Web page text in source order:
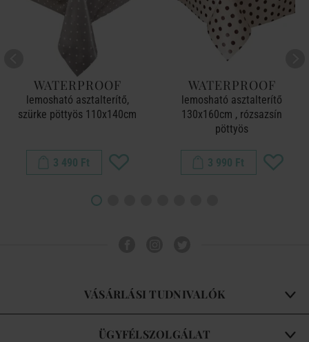
WATERPROOF
lemosható asztalterítő,
szürke pöttyös 110x140cm
3 490 Ft
WATERPROOF
lemosható asztalterítő
130x160cm , rózsazsín
pöttyös
3 990 Ft
VÁSÁRLÁSI TUDNIVALÓK
ÜGYFÉLSZOLGÁLAT